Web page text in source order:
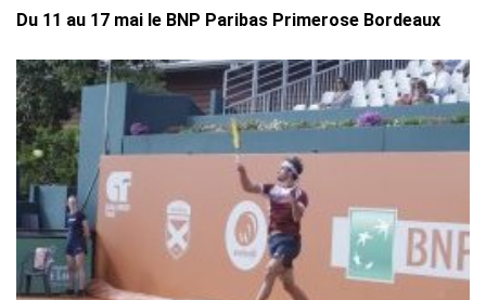
Du 11 au 17 mai le BNP Paribas Primerose Bordeaux